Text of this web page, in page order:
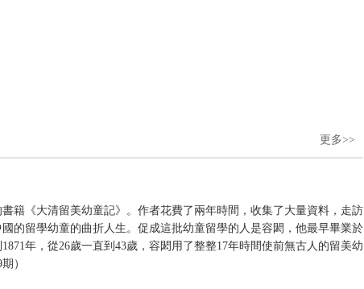
更多>>
籍《大清留美幼童記》。作者花費了兩年時間，收集了大量資料，走訪
的留學幼童的曲折人生。促成這批幼童留學的人是容閎，他最早畢業於
年，從26歲一直到43歲，容閎用了整整17年時間使前無古人的留美幼
）